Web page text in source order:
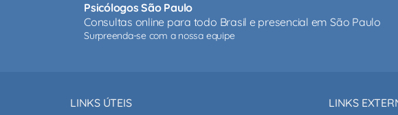
Psicólogos São Paulo
Consultas online para todo Brasil e presencial em São Paulo
Surpreenda-se com a nossa equipe
LINKS ÚTEIS LINKS